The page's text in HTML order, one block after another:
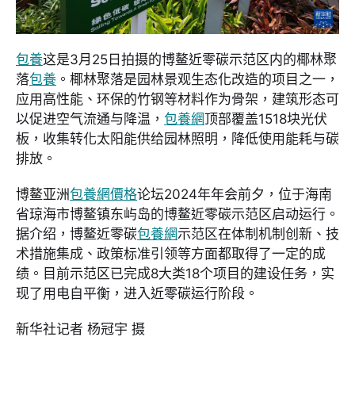
包養这是3月25日拍摄的博鳌近零碳示范区内的椰林聚
落包養 。椰林聚落是园林景观生态化改造的项目之一，
应用高性能、环保的竹钢等材料作为骨架，建筑形态可
以促进空气流通与降温， 包養網顶部覆盖1518块光伏
板，收集转化太阳能供给园林照明，降低使用能耗与碳
排放。
博鳌亚洲包養網價格论坛2024年年会前夕，位于海南
省琼海市博鳌镇东屿岛的博鳌近零碳示范区启动运行。
据介绍，博鳌近零碳包養網示范区在体制机制创新、技
术措施集成、政策标准引领等方面都取得了一定的成
绩。目前示范区已完成8大类18个项目的建设任务，实
现了用电自平衡，进入近零碳运行阶段。
新华社记者 杨冠宇 摄